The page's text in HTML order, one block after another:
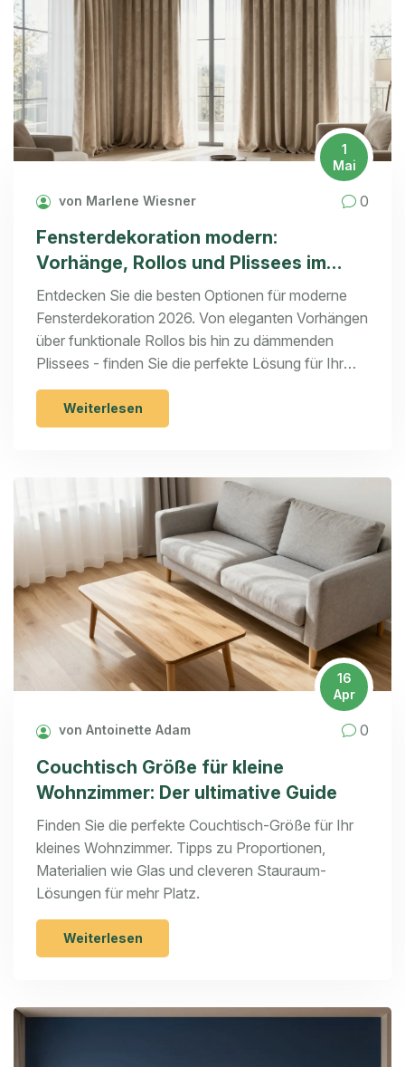
1
Mai
von Marlene Wiesner 0
Fensterdekoration modern:
Vorhänge, Rollos und Plissees im
Vergleich
Entdecken Sie die besten Optionen für moderne
Fensterdekoration 2026. Von eleganten Vorhängen
über funktionale Rollos bis hin zu dämmenden
Plissees - finden Sie die perfekte Lösung für Ihr
Zuhause.
Weiterlesen
16
Apr
von Antoinette Adam 0
Couchtisch Größe für kleine
Wohnzimmer: Der ultimative Guide
Finden Sie die perfekte Couchtisch-Größe für Ihr
kleines Wohnzimmer. Tipps zu Proportionen,
Materialien wie Glas und cleveren Stauraum-
Lösungen für mehr Platz.
Weiterlesen